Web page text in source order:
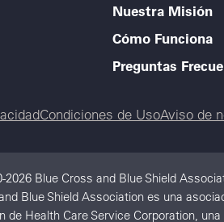
Nuestra Misión
Cómo Funciona
Preguntas
Condiciones de UsoAviso de
2026 Blue Cross and Blue Shield
Blue Shield Association es una
de Health Care Service Corporation,